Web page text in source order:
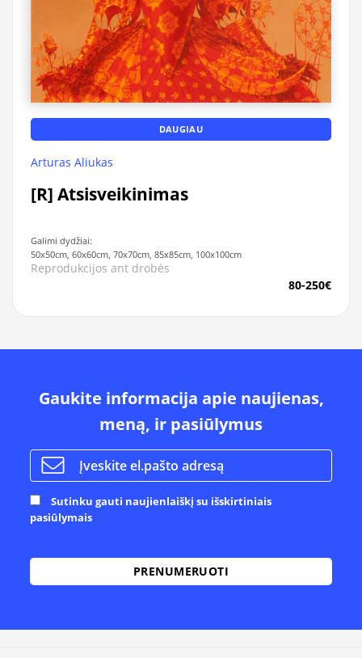
DAUGIAU
Arturas Aliukas
[R] Atsisveikinimas
Galimi dydžiai:
50x50cm, 60x60cm, 70x70cm, 85x85cm, 100x100cm
Reprodukcijos ant drobės
80-250€
Gaukite informacija apie naujienas,
meną, ir pasiūlymus
Sutinku gauti naujienlaiškį su išskirtiniais
pasiūlymais